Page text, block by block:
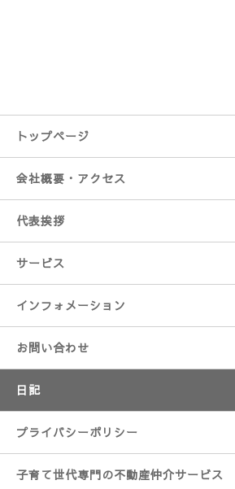
トップページ
会社概要・アクセス
代表挨拶
サービス
インフォメーション
お問い合わせ
日記
プライバシーポリシー
子育て世代専門の不動産仲介サービス